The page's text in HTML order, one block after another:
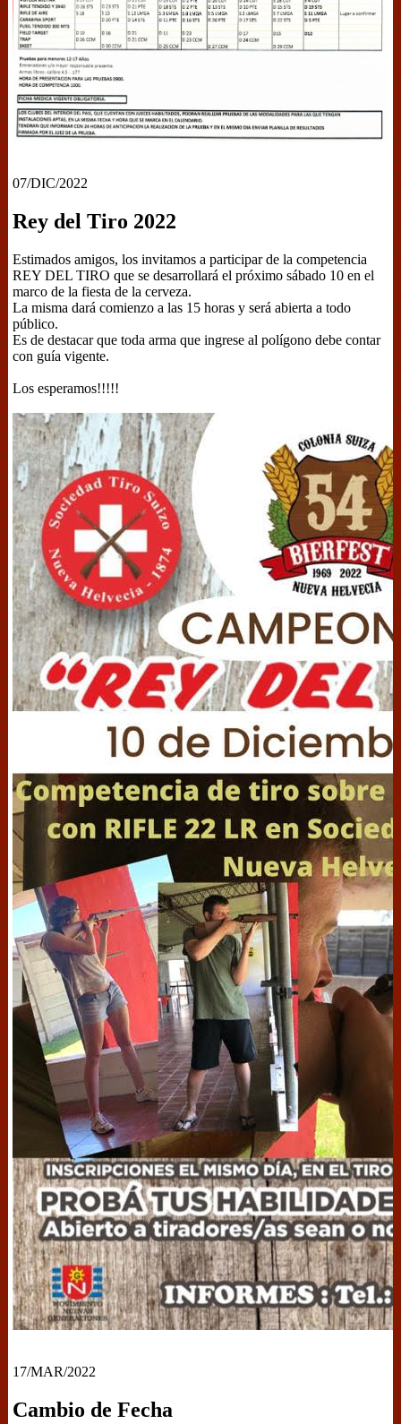
07/DIC/2022
Rey del Tiro 2022
Estimados amigos, los invitamos a participar de la competencia
REY DEL TIRO que se desarrollará el próximo sábado 10 en el
marco de la fiesta de la cerveza.
La misma dará comienzo a las 15 horas y será abierta a todo
público.
Es de destacar que toda arma que ingrese al polígono debe contar
con guía vigente.
Los esperamos!!!!!
17/MAR/2022
Cambio de Fecha